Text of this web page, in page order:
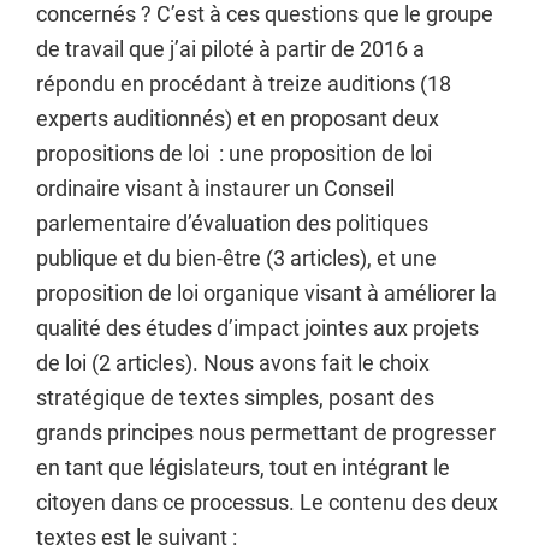
concernés ? C’est à ces questions que le groupe
de travail que j’ai piloté à partir de 2016 a
répondu en procédant à treize auditions (18
experts auditionnés) et en proposant deux
propositions de loi : une proposition de loi
ordinaire visant à instaurer un Conseil
parlementaire d’évaluation des politiques
publique et du bien-être (3 articles), et une
proposition de loi organique visant à améliorer la
qualité des études d’impact jointes aux projets
de loi (2 articles). Nous avons fait le choix
stratégique de textes simples, posant des
grands principes nous permettant de progresser
en tant que législateurs, tout en intégrant le
citoyen dans ce processus. Le contenu des deux
textes est le suivant :